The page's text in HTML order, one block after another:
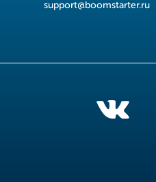
support@boomstarter.ru